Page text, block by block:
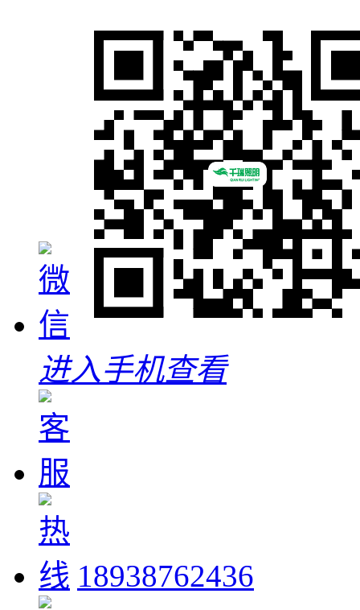
进入手机查看
18938762436